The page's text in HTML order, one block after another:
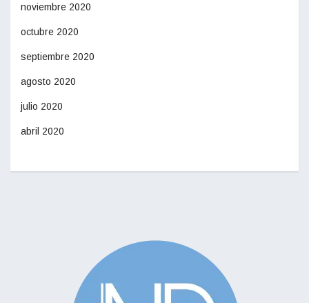
noviembre 2020
octubre 2020
septiembre 2020
agosto 2020
julio 2020
abril 2020